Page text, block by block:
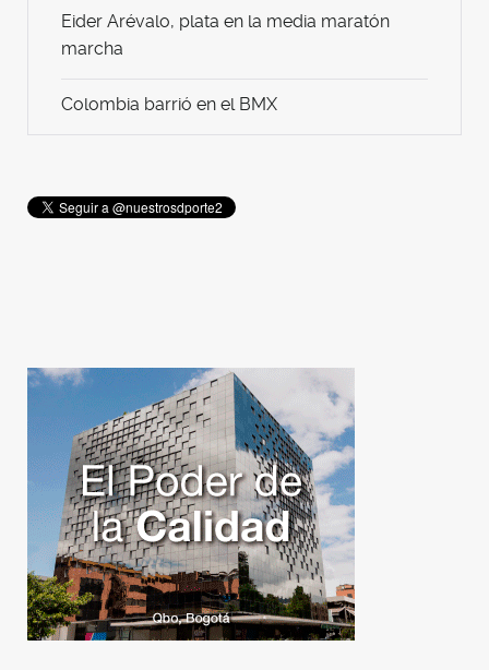
Eider Arévalo, plata en la media maratón
marcha
Colombia barrió en el BMX